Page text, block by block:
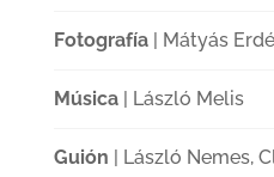
Fotografía| Mátyás
Música| László Melis
Guión | László Nemes,